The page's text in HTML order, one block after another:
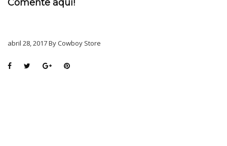
Comente aqui!
abril 28, 2017 By Cowboy Store